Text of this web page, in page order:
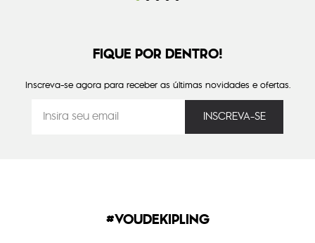
FIQUE POR DENTRO!
Inscreva-se agora para receber as últimas novidades e ofertas.
#VOUDEKIPLING